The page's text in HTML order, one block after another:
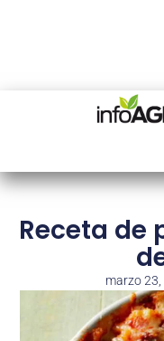
Receta de
marzo 23,